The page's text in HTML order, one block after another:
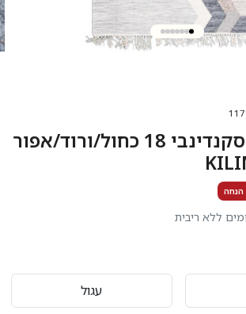
שטיח קילים סקנדינבי 18 כחול/ורוד/אפור
עגול